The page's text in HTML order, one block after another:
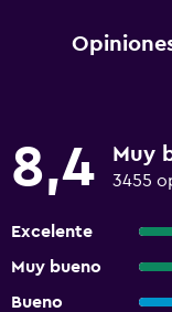
8,4 Muy
3455
Excelente
Muy bueno
Bueno